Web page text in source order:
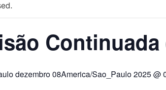
Continuada
dezembro 08America/Sao_Paulo 2025 @